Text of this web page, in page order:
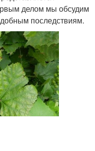
делом мы обсудим
последствиям.